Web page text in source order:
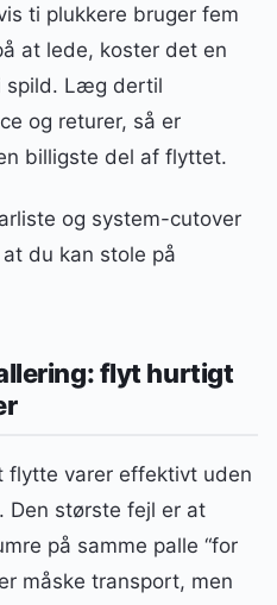
ti plukkere bruger fem
at lede, koster det en
spild. Læg dertil
og returer, så er
billigste del af flyttet.
og system-cutover
du kan stole på
flyt hurtigt
flytte varer effektivt uden
største fejl er at
på samme palle “for
måske transport, men